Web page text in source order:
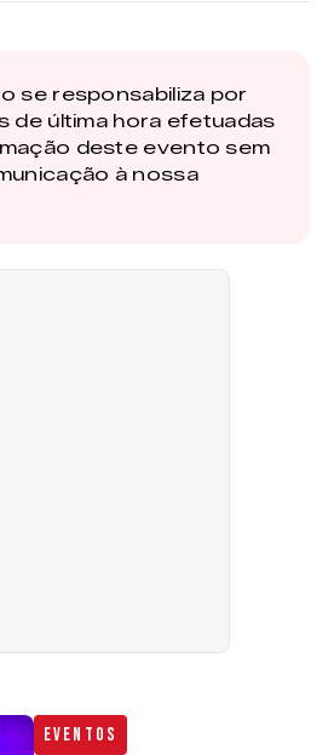
se responsabiliza por
de última hora efetuadas
deste evento sem
à nossa
Eventos